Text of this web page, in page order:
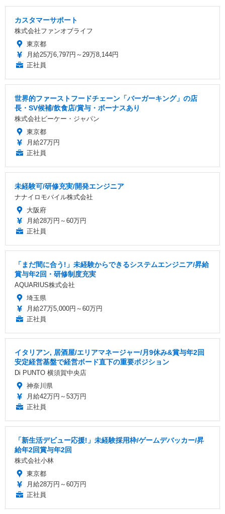
カスタマーサポート
株式会社ファンオブライフ
東京都
月給25万6,797円～29万8,144円
正社員
世界的ファーストフードチェーン「バーガーキング」の店
長・SV候補/飲食店/賞与・ボーナスあり
株式会社ビーケー・ジャパン
東京都
月給27万円
正社員
未経験可/研修充実/開発エンジニア
ナナイロモバイル株式会社
大阪府
月給28万円～60万円
正社員
「まだ間に合う!」未経験からできるシステムエンジニア/昇給
賞与年2回・研修制度充実
AQUARIUS株式会社
埼玉県
月給27万5,000円～60万円
正社員
イタリアン, 居酒屋/エリアマネージャー/月9休み&賞与年2回
安定経営基盤で経営ボード直下の重要ポジション
Di PUNTO 横須賀中央店
神奈川県
月給42万円～53万円
正社員
「新生活デビュー応援!」未経験採用枠/ゲームデバッカー/昇
給年2回賞与年2回
株式会社小林
東京都
月給28万円～60万円
正社員